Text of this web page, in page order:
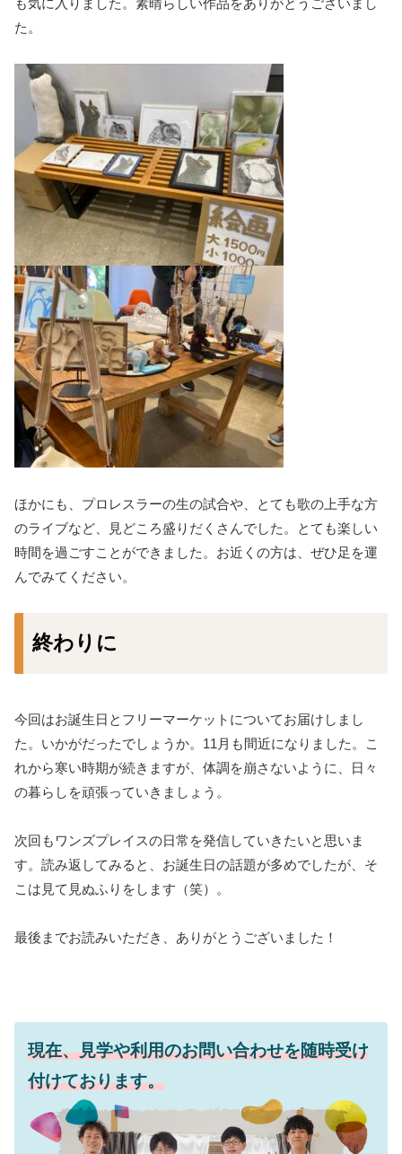
も気に入りました。素晴らしい作品をありがとうございまし
た。
ほかにも、プロレスラーの生の試合や、とても歌の上手な方
のライブなど、見どころ盛りだくさんでした。とても楽しい
時間を過ごすことができました。お近くの方は、ぜひ足を運
んでみてください。
終わりに
今回はお誕生日とフリーマーケットについてお届けしまし
た。いかがだったでしょうか。11月も間近になりました。こ
れから寒い時期が続きますが、体調を崩さないように、日々
の暮らしを頑張っていきましょう。
次回もワンズプレイスの日常を発信していきたいと思いま
す。読み返してみると、お誕生日の話題が多めでしたが、そ
こは見て見ぬふりをします（笑）。
最後までお読みいただき、ありがとうございました！
現在、見学や利用のお問い合わせを随時受け
付けております。